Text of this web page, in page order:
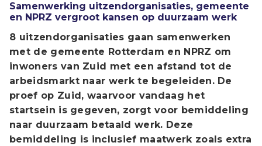
Samenwerking uitzendorganisaties, gemeente
en NPRZ vergroot kansen op duurzaam werk
8 uitzendorganisaties gaan samenwerken
met de gemeente Rotterdam en NPRZ om
inwoners van Zuid met een afstand tot de
arbeidsmarkt naar werk te begeleiden. De
proef op Zuid, waarvoor vandaag het
startsein is gegeven, zorgt voor bemiddeling
naar duurzaam betaald werk. Deze
bemiddeling is inclusief maatwerk zoals extra